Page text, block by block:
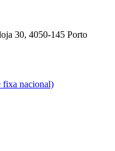
30, 4050-145 Porto
fixa nacional)